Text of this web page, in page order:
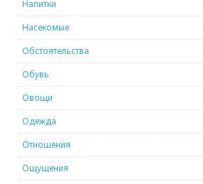
Напитки
Насекомые
Обстоятельства
Обувь
Овощи
Одежда
Отношения
Ощущения